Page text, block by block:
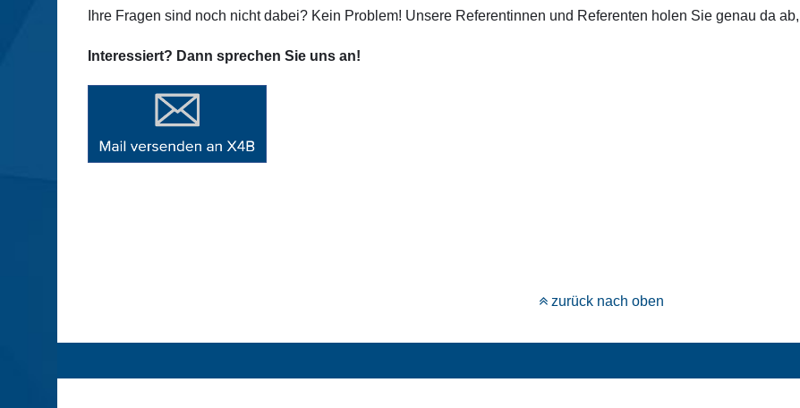
Ihre Fragen sind noch nicht dabei? Kein Problem! Unsere Referentinnen und Referenten holen Sie genau da
Interessiert? Dann sprechen Sie uns an!
zurück nach oben